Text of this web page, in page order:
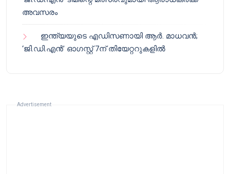
അവസരം
ഇന്ത്യയുടെ എഡിസണായി ആർ. മാധവൻ;
‘ജി.ഡി.എൻ’ ഓഗസ്റ്റ് 7ന് തിയേറ്ററുകളിൽ
Advertisement